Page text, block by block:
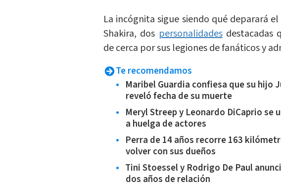
La incógnita sigue siendo qué deparará
Shakira, dos personalidadesdestacadas
de cerca por sus legiones de fanáticos y
Te recomendamos
Maribel Guardia confiesa que su hijo
reveló fecha de su muerte
Meryl Streep y Leonardo DiCaprio se
a huelga de actores
Perra de 14 años recorre 163
volver con sus dueños
Tini Stoessel y Rodrigo De Paul
dos años de relación